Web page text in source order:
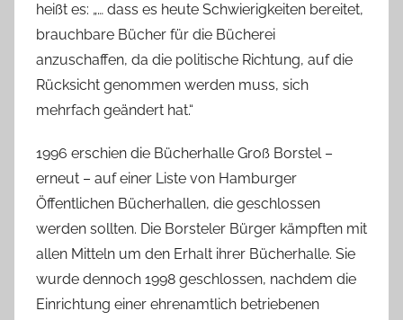
heißt es: „… dass es heute Schwierigkeiten bereitet,
brauchbare Bücher für die Bücherei
anzuschaffen, da die politische Richtung, auf die
Rücksicht genommen werden muss, sich
mehrfach geändert hat.“
1996 erschien die Bücherhalle Groß Borstel –
erneut – auf einer Liste von Hamburger
Öffentlichen Bücherhallen, die geschlossen
werden sollten. Die Borsteler Bürger kämpften mit
allen Mitteln um den Erhalt ihrer Bücherhalle. Sie
wurde dennoch 1998 geschlossen, nachdem die
Einrichtung einer ehrenamtlich betriebenen